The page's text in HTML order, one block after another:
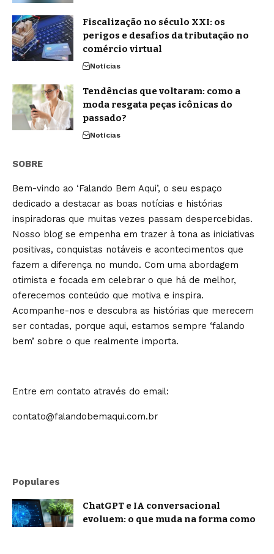
Fiscalização no século XXI: os
perigos e desafios da tributação no
comércio virtual
Notícias
Tendências que voltaram: como a
moda resgata peças icônicas do
passado?
Notícias
SOBRE
Bem-vindo ao ‘Falando Bem Aqui’, o seu espaço
dedicado a destacar as boas notícias e histórias
inspiradoras que muitas vezes passam despercebidas.
Nosso blog se empenha em trazer à tona as iniciativas
positivas, conquistas notáveis e acontecimentos que
fazem a diferença no mundo. Com uma abordagem
otimista e focada em celebrar o que há de melhor,
oferecemos conteúdo que motiva e inspira.
Acompanhe-nos e descubra as histórias que merecem
ser contadas, porque aqui, estamos sempre ‘falando
bem’ sobre o que realmente importa.
Entre em contato através do email:
contato@falandobemaqui.com.br
Populares
ChatGPT e IA conversacional
evoluem: o que muda na forma como